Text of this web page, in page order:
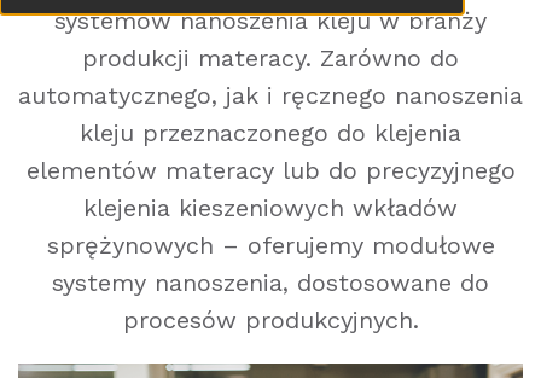
systemów nanoszenia kleju w branży
produkcji materacy. Zarówno do
automatycznego, jak i ręcznego nanoszenia
kleju przeznaczonego do klejenia
elementów materacy lub do precyzyjnego
klejenia kieszeniowych wkładów
sprężynowych – oferujemy modułowe
systemy nanoszenia, dostosowane do
procesów produkcyjnych.